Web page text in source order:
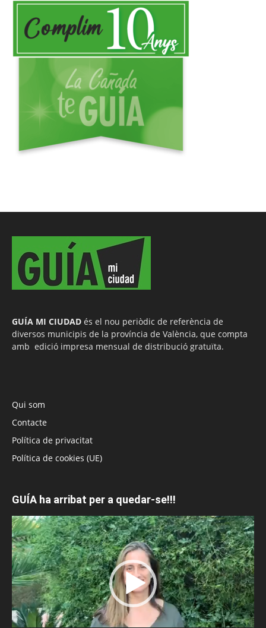
GUÍA MI CIUDAD és el nou periòdic de referència de
diversos municipis de la província de València, que compta
amb edició impresa mensual de distribució gratuïta.
Qui som
Contacte
Política de privacitat
Política de cookies (UE)
GUÍA ha arribat per a quedar-se!!!
Reproductor
de
vídeo